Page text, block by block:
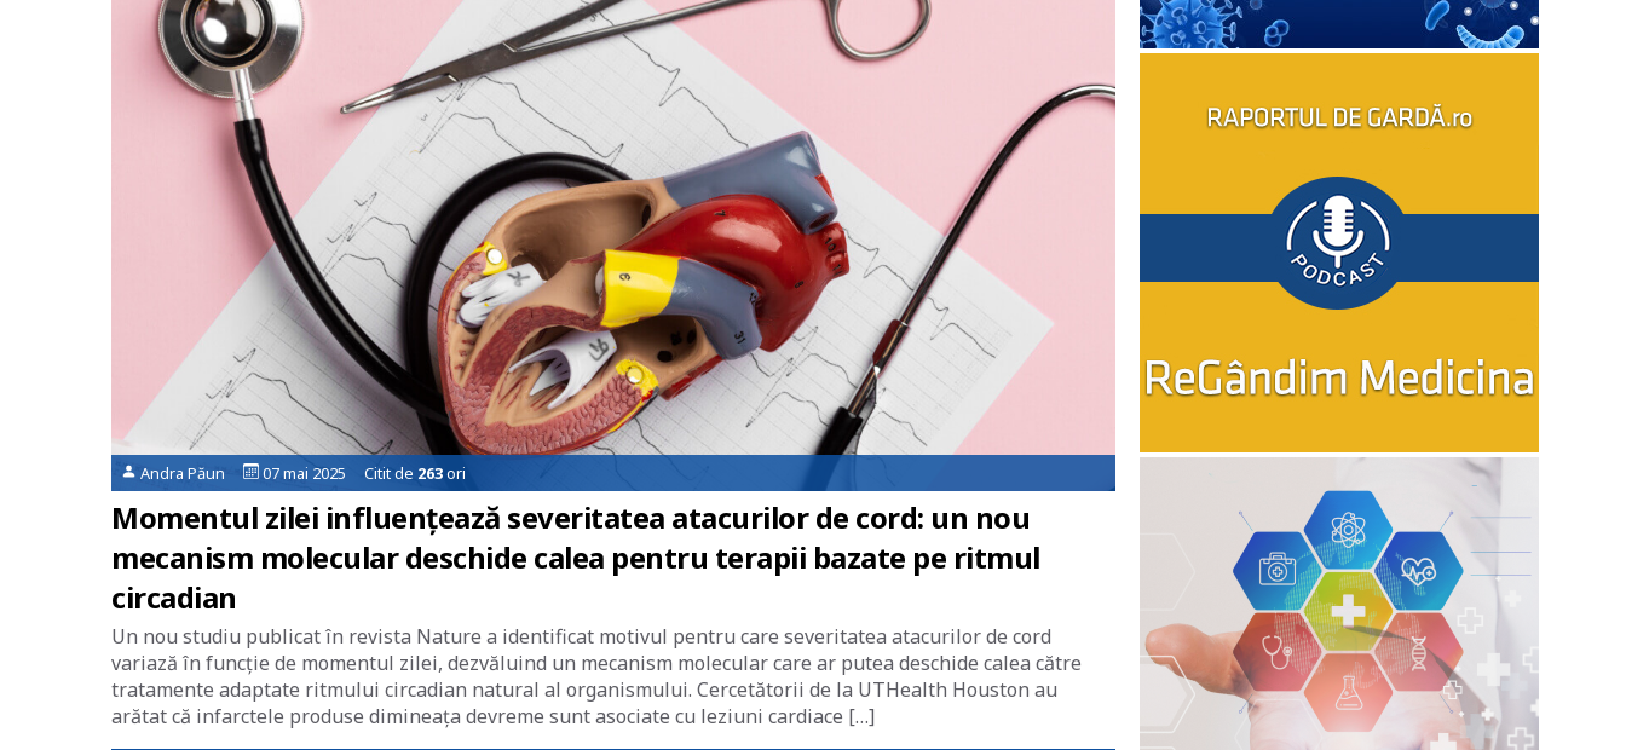
Andra Păun 07 mai 2025 Citit de 263ori
Momentul zilei influențează severitatea atacurilor de cord: un nou
mecanism molecular deschide calea pentru terapii bazate pe ritmul
circadian
Un nou studiu publicat în revista Nature a identificat motivul pentru care severitatea atacurilor de cord
variază în funcție de momentul zilei, dezvăluind un mecanism molecular care ar putea deschide calea către
tratamente adaptate ritmului circadian natural al organismului. Cercetătorii de la UTHealth Houston au
arătat că infarctele produse dimineața devreme sunt asociate cu leziuni cardiace […]